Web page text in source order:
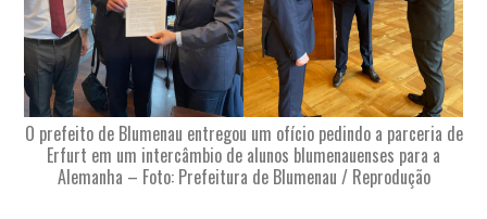
O prefeito de Blumenau entregou um ofício pedindo a parceria de
Erfurt em um intercâmbio de alunos blumenauenses para a
Alemanha – Foto: Prefeitura de Blumenau / Reprodução